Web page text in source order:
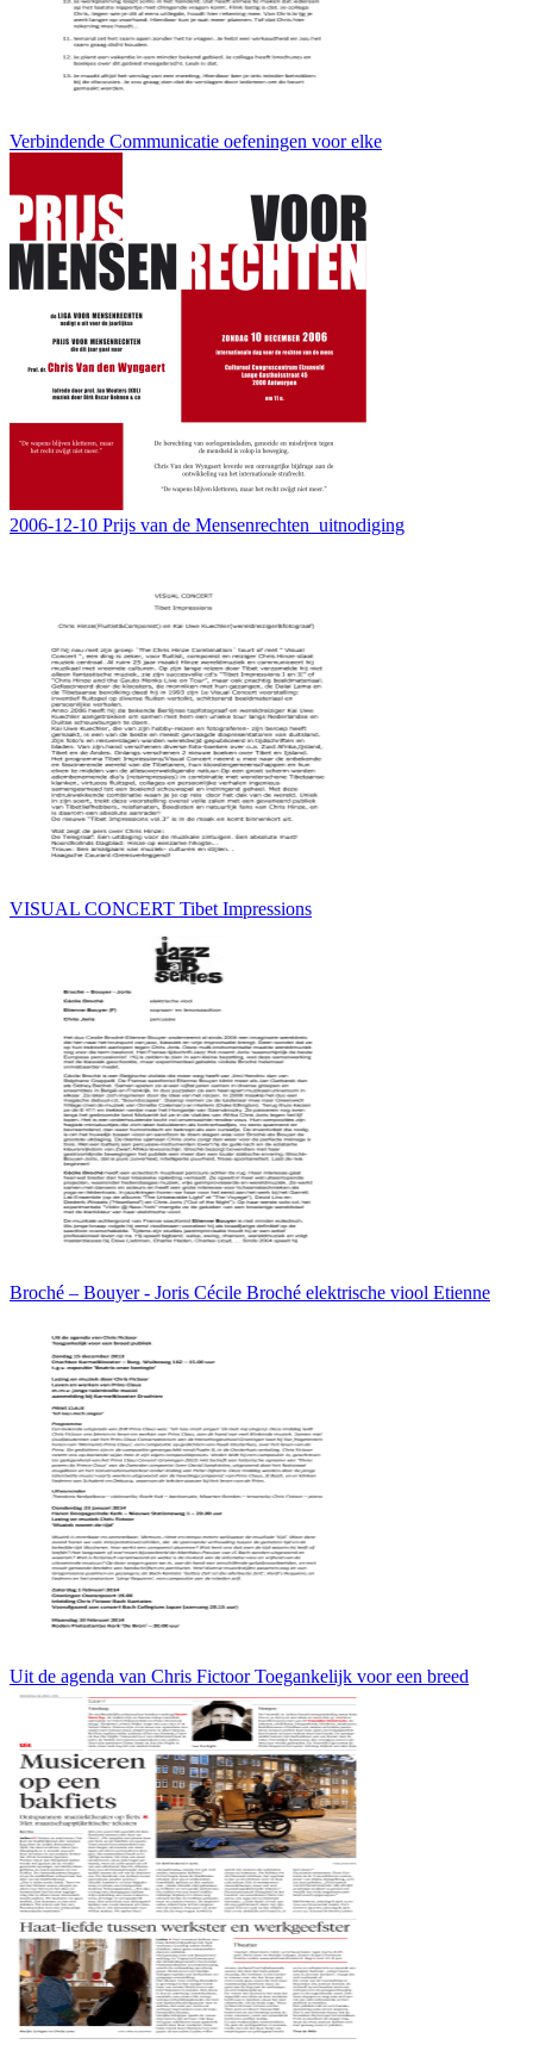
Verbindende Communicatie oefeningen voor elke
2006-12-10 Prijs van de Mensenrechten_uitnodiging
VISUAL CONCERT Tibet Impressions
Broché – Bouyer - Joris Cécile Broché elektrische viool Etienne
Uit de agenda van Chris Fictoor Toegankelijk voor een breed